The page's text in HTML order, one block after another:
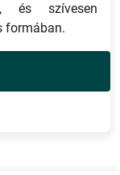
és szívesen
formában.